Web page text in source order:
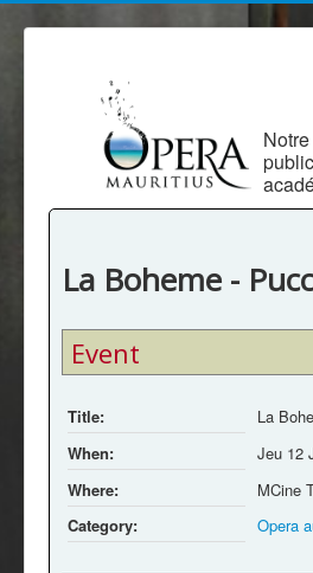
La Boheme -
Event
Title:
La
When:
Jeu 12
Where:
MCine
Category:
Opera